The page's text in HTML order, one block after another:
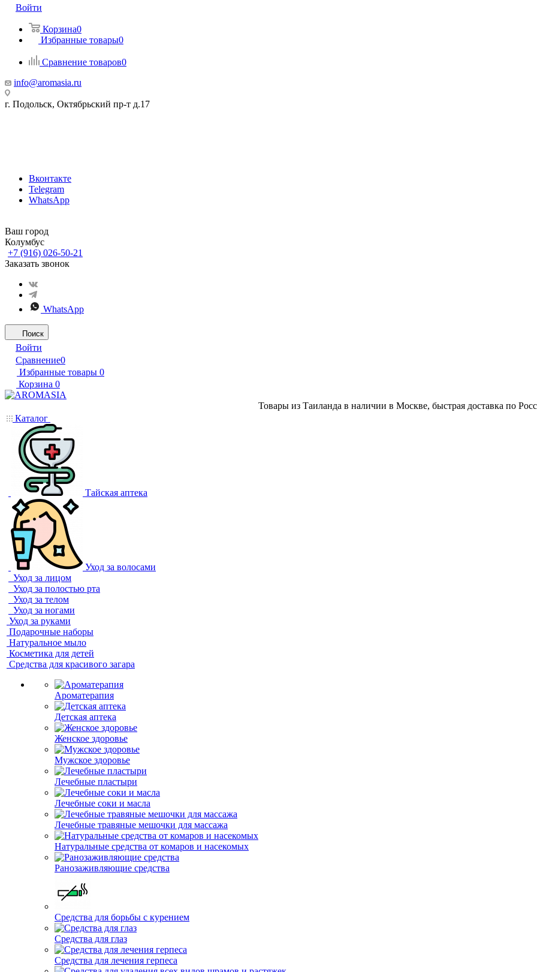
Войти
Корзина0
Избранные товары0
Сравнение товаров0
info@aromasia.ru
г. Подольск, Октябрьский пр-т д.17
Вконтакте
Telegram
WhatsApp
Ваш город
Колумбус
+7 (916) 026-50-21
Заказать звонок
WhatsApp
Поиск
Войти
Сравнение0
Избранные товары 0
Корзина 0
Товары из Таиланда в наличии в Москве, быстрая доставка по
Каталог
Тайская аптека
Уход за волосами
Уход за лицом
Уход за полостью рта
Уход за телом
Уход за ногами
Уход за руками
Подарочные наборы
Натуральное мыло
Косметика для детей
Средства для красивого загара
Ароматерапия
Детская аптека
Женское здоровье
Мужское здоровье
Лечебные пластыри
Лечебные соки и масла
Лечебные травяные мешочки для массажа
Натуральные средства от комаров и насекомых
Ранозаживляющие средства
Средства для борьбы с курением
Средства для глаз
Средства для лечения герпеса